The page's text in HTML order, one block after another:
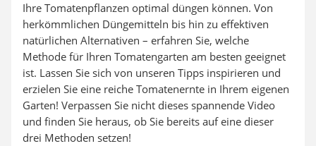
Ihre Tomatenpflanzen optimal düngen können. Von
herkömmlichen Düngemitteln bis hin zu effektiven
natürlichen Alternativen – erfahren Sie, welche
Methode für Ihren Tomatengarten am besten geeignet
ist. Lassen Sie sich von unseren Tipps inspirieren und
erzielen Sie eine reiche Tomatenernte in Ihrem eigenen
Garten! Verpassen Sie nicht dieses spannende Video
und finden Sie heraus, ob Sie bereits auf eine dieser
drei Methoden setzen!